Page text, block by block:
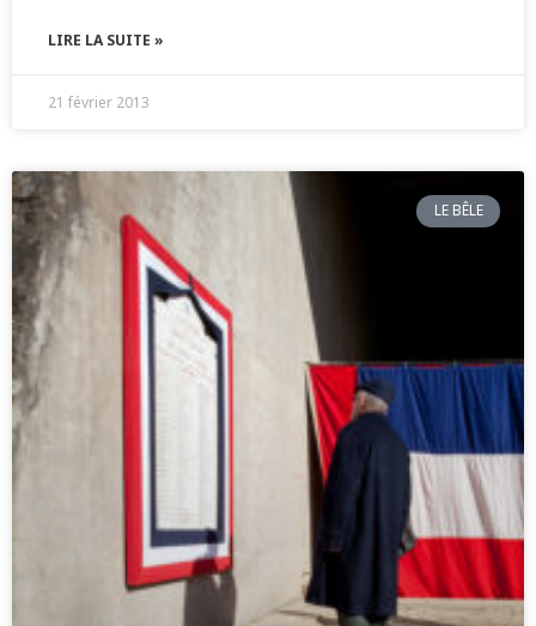
LIRE LA SUITE »
21 février 2013
LE BÊLE